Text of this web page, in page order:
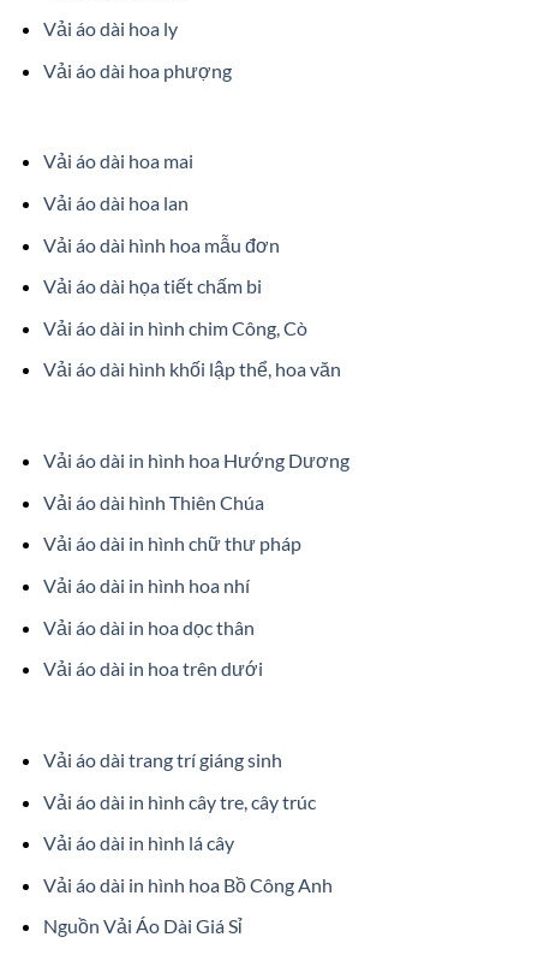
Vải áo dài hoa ly
Vải áo dài hoa phượng
Vải áo dài hoa mai
Vải áo dài hoa lan
Vải áo dài hình hoa mẫu đơn
Vải áo dài họa tiết chấm bi
Vải áo dài in hình chim Công, Cò
Vải áo dài hình khối lập thể, hoa văn
Vải áo dài in hình hoa Hướng Dương
Vải áo dài hình Thiên Chúa
Vải áo dài in hình chữ thư pháp
Vải áo dài in hình hoa nhí
Vải áo dài in hoa dọc thân
Vải áo dài in hoa trên dưới
Vải áo dài trang trí giáng sinh
Vải áo dài in hình cây tre, cây trúc
Vải áo dài in hình lá cây
Vải áo dài in hình hoa Bồ Công Anh
Nguồn Vải Áo Dài Giá Sỉ